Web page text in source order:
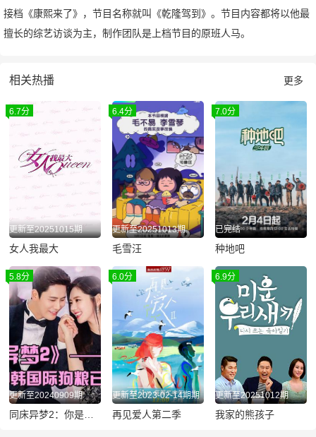
接档《康熙来了》，节目名称就叫《乾隆驾到》。节目内容都将以他最
擅长的综艺访谈为主，制作团队是上档节目的原班人马。
相关热播 更多
6.7分
更新至20251015期
女人我最大
6.4分
更新至20251013期
毛雪汪
7.0分
已完结
种地吧
5.8分
更新至20240909期
6.0分
更新至2023-02-14期期
再见爱人第二季
6.9分
更新至20251012期
我家的熊孩子